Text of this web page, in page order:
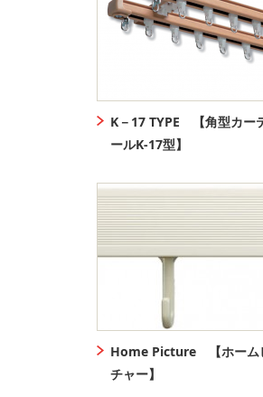
K－17 TYPE 【角型カー
ールK-17型】
Home Picture 【ホーム
チャー】